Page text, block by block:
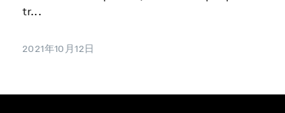
tr...
2021年10月12日